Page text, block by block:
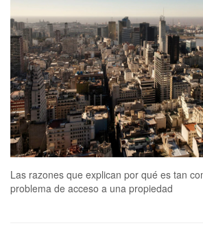
Las razones que explican por qué es tan
problema de acceso a una propiedad